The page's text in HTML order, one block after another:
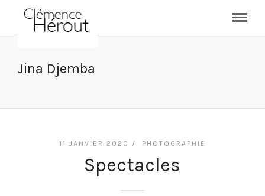
Jina Djemba
11 JANVIER 2020 / PHOTOGRAPHIE
Spectacles